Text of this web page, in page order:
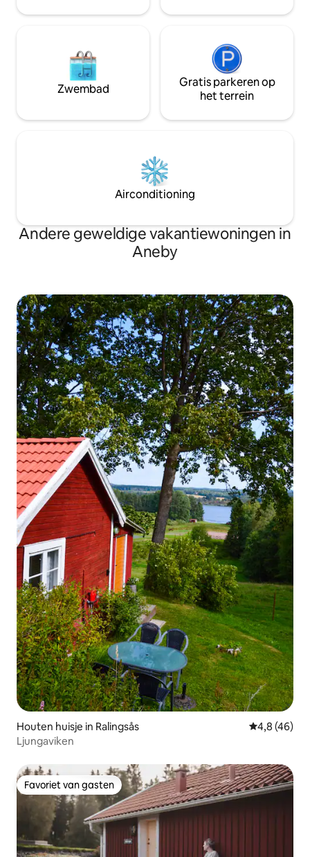
tuin.
inbegrepen. Eigen toilet, douche en
Zwembad
Gratis parkeren op
het terrein
Airconditioning
Andere geweldige vakantiewoningen in
Aneby
Houten huisje in Ralingsås
4,8 (46)
Ljungaviken
Favoriet van gasten
Favoriet van gasten